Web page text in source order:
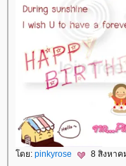
ดย: pinkyrose 8 สิงหาค